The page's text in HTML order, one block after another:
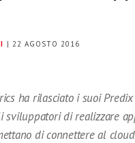
| 22 AGOSTO 2016
ha rilasciato i suoi
sviluppatori di realizzare
di connettere al